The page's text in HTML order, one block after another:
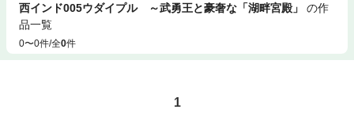
西インド005ウダイプル ～武勇王と豪奢な「湖畔宮殿」
の作
品一覧
0〜0件/全0件
1